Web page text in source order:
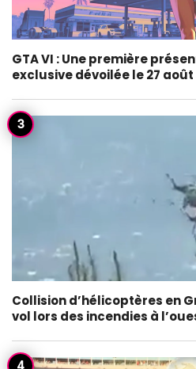
GTA VI : Une première
exclusive dévoilée le 27
Collision d’hélicoptères en
vol lors des incendies à